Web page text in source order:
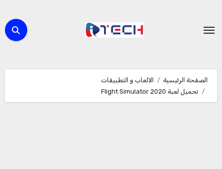
المحتوى
الصفحة الرئيسية
الالعاب و التطبيقات
تحميل لعبة Flight Simulator 2020